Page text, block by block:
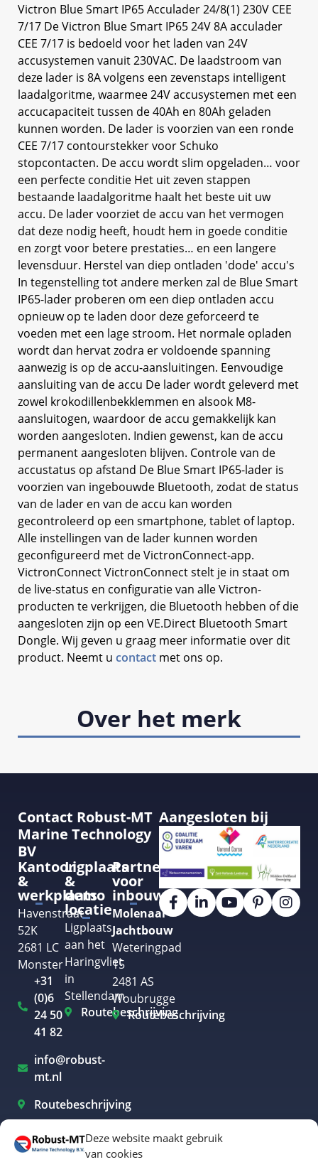
Deze website maakt gebruik
van cookies
Over het merk
Victron Blue Smart IP65 Acculader 24/8(1) 230V CEE
7/17 De Victron Blue Smart IP65 24V 8A acculader
CEE 7/17 is bedoeld voor het laden van 24V
accusystemen vanuit 230VAC. De laadstroom van
deze lader is 8A volgens een zevenstaps intelligent
laadalgoritme, waarmee 24V accusystemen met een
accucapaciteit tussen de 40Ah en 80Ah geladen
kunnen worden. De lader is voorzien van een ronde
CEE 7/17 contourstekker voor Schuko
stopcontacten. De accu wordt slim opgeladen… voor
een perfecte conditie Het uit zeven stappen
bestaande laadalgoritme haalt het beste uit uw
accu. De lader voorziet de accu van het vermogen
dat deze nodig heeft, houdt hem in goede conditie
en zorgt voor betere prestaties… en een langere
levensduur. Herstel van diep ontladen 'dode' accu's
In tegenstelling tot andere merken zal de Blue Smart
IP65-lader proberen om een diep ontladen accu
opnieuw op te laden door deze geforceerd te
voeden met een lage stroom. Het normale opladen
wordt dan hervat zodra er voldoende spanning
aanwezig is op de accu-aansluitingen. Eenvoudige
aansluiting van de accu De lader wordt geleverd met
zowel krokodillenbekklemmen en alsook M8-
aansluitogen, waardoor de accu gemakkelijk kan
worden aangesloten. Indien gewenst, kan de accu
permanent aangesloten blijven. Controle van de
accustatus op afstand De Blue Smart IP65-lader is
voorzien van ingebouwde Bluetooth, zodat de status
van de lader en van de accu kan worden
gecontroleerd op een smartphone, tablet of laptop.
Alle instellingen van de lader kunnen worden
geconfigureerd met de VictronConnect-app.
VictronConnect VictronConnect stelt je in staat om
de live-status en configuratie van alle Victron-
producten te verkrijgen, die Bluetooth hebben of die
aangesloten zijn op een VE.Direct Bluetooth Smart
Dongle. Wij geven u graag meer informatie over dit
product. Neemt u contact met ons op.
Contact Robust-MT
Marine Technology
BV
Kantoor
&
werkplaats
Havenstraat
52K
2681 LC
Monster
+31
(0)6
24 50
41 82
info@robust-
mt.nl
Routebeschrijving
Ligplaats
&
demo
locatie
Ligplaats
aan het
Haringvliet
in
Stellendam
Routebeschrijving
Partner
voor
inbouw
Molenaar
Jachtbouw
Weteringpad
15
2481 AS
Woubrugge
Routebeschrijving
Aangesloten bij